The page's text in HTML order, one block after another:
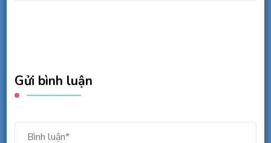
Gửi bình luận